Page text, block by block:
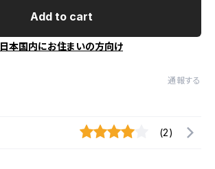
Add to cart
日本国内にお住まいの方向け
通報する
(2)